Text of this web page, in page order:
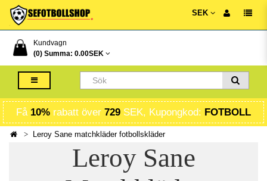
SEK
Kundvagn
(0) Summa: 0.00SEK
Få 10% rabatt över 729 SEK, Kupongkod: FOTBOLL
Leroy Sane matchkläder fotbollskläder
Leroy Sane